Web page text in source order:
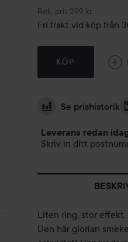
Rek. pris 299 kr
Rekommenderat pris 299
Fri frakt vid köp från
KÖP
Se prishistorik
Leverans redan
Skriv in ditt
Liten ring, stor effekt.
Den här glorian